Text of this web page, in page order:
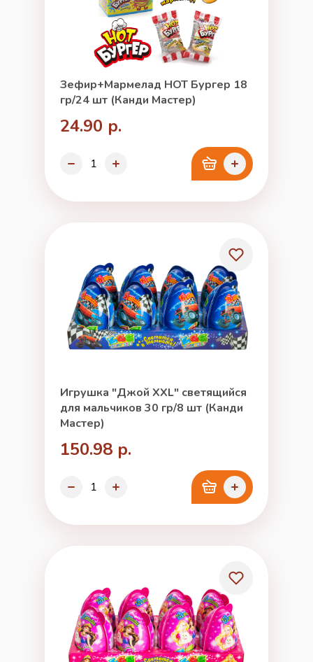
Зефир+Мармелад HOT Бургер 18
гр/24 шт (Канди Мастер)
24.90 р.
Игрушка "Джой XXL" светящийся
для мальчиков 30 гр/8 шт (Канди
Мастер)
150.98 р.